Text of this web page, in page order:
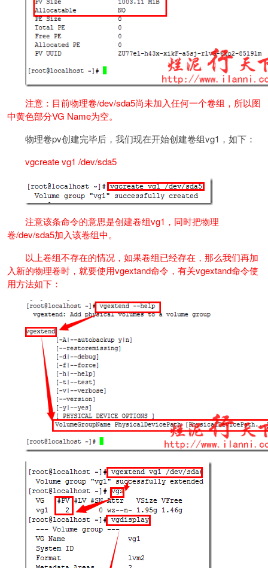
注意：目前物理卷/dev/sda5尚未加入任何一个卷组，所以图
中黄色部分VG Name为空。
物理卷pv创建完毕后，我们现在开始创建卷组vg1，如下：
vgcreate vg1 /dev/sda5
注意该条命令的意思是创建卷组vg1，同时把物理
卷/dev/sda5加入该卷组中。
以上卷组不存在的情况，如果卷组已经存在，那么我们再加
入新的物理卷时，就要使用vgextand命令，有关vgextand命令使
用方法如下：